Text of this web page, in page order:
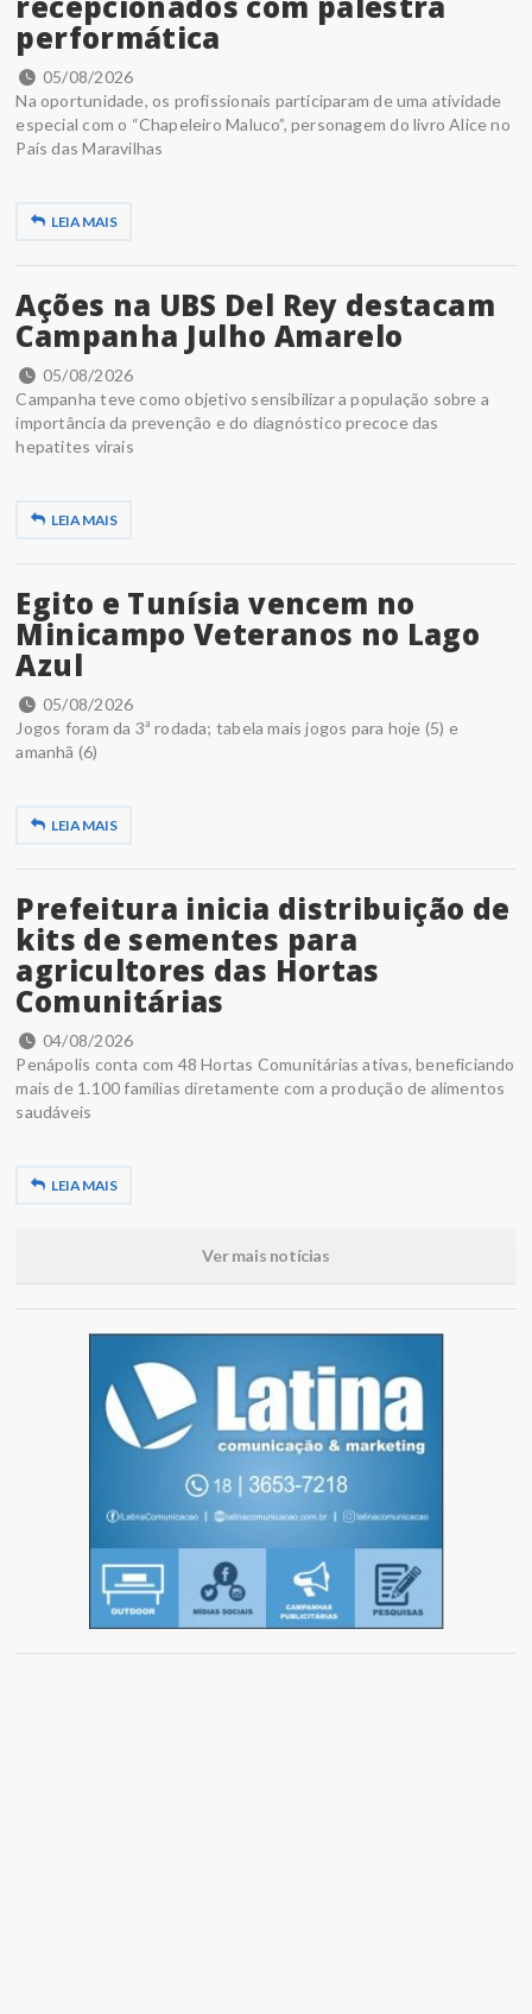
performática
05/08/2026
Na oportunidade, os profissionais participaram de uma atividade
especial com o “Chapeleiro Maluco”, personagem do livro Alice no
País das Maravilhas
LEIA MAIS
Ações na UBS Del Rey destacam
Campanha Julho Amarelo
05/08/2026
Campanha teve como objetivo sensibilizar a população sobre a
importância da prevenção e do diagnóstico precoce das
hepatites virais
LEIA MAIS
Egito e Tunísia vencem no
Minicampo Veteranos no Lago
Azul
05/08/2026
Jogos foram da 3ª rodada; tabela mais jogos para hoje (5) e
amanhã (6)
LEIA MAIS
Prefeitura inicia distribuição de
kits de sementes para
agricultores das Hortas
Comunitárias
04/08/2026
Penápolis conta com 48 Hortas Comunitárias ativas, beneficiando
mais de 1.100 famílias diretamente com a produção de alimentos
saudáveis
LEIA MAIS
Ver mais notícias